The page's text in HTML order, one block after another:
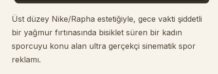
Blog
Güncellemeler
Üst düzey Nike/Rapha estetiğiyle, gece vakti şiddetli
bir yağmur fırtınasında bisiklet süren bir kadın
sporcuyu konu alan ultra gerçekçi sinematik spor
reklamı.